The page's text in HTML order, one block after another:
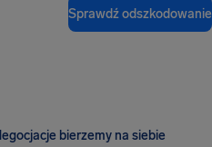
Sprawdź odszkodowanie
bierzemy na siebie